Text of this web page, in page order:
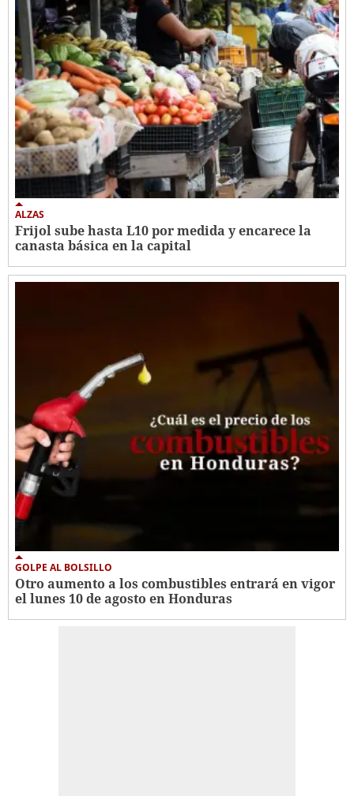
ALZAS
Frijol sube hasta L10 por medida y encarece la
canasta básica en la capital
GOLPE AL BOLSILLO
Otro aumento a los combustibles entrará en vigor
el lunes 10 de agosto en Honduras